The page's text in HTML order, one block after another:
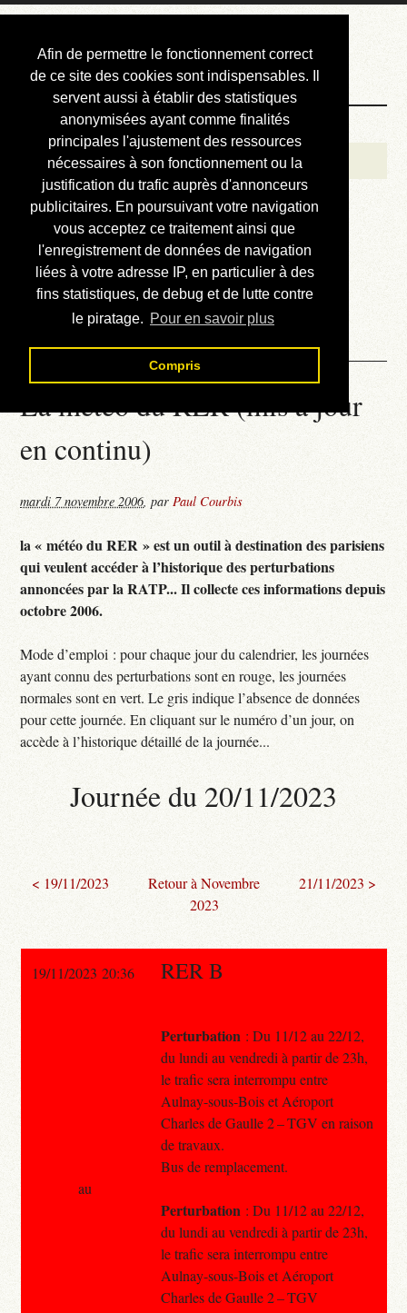
Afin de permettre le fonctionnement correct
de ce site des cookies sont indispensables. Il
servent aussi à établir des statistiques
anonymisées ayant comme finalités
principales l'ajustement des ressources
nécessaires à son fonctionnement ou la
justification du trafic auprès d'annonceurs
publicitaires. En poursuivant votre navigation
vous acceptez ce traitement ainsi que
l'enregistrement de données de navigation
liées à votre adresse IP, en particulier à des
fins statistiques, de debug et de lutte contre
le piratage. Pour en savoir plus
Compris
Courbis, « LE »
Blog Officiel
Bienvenue
Réalisations
Divers (et d’été)
Annonces
Liens externes
Téléchargement
Contact
La météo du RER (mis à jour
en continu)
mardi 7 novembre 2006,parPaul Courbis
la « météo du RER » est un outil à destination des parisiens
qui veulent accéder à l’historique des perturbations
annoncées par la RATP... Il collecte ces informations depuis
octobre 2006.
Mode d’emploi : pour chaque jour du calendrier, les journées
ayant connu des perturbations sont en rouge, les journées
normales sont en vert. Le gris indique l’absence de données
pour cette journée. En cliquant sur le numéro d’un jour, on
accède à l’historique détaillé de la journée...
Journée du 20/11/2023
< 19/11/2023
Retour à Novembre
2023
21/11/2023 >
19/11/2023 20:36 RER B
Perturbation : Du 11/12 au 22/12,
du lundi au vendredi à partir de 23h,
le trafic sera interrompu entre
Aulnay-sous-Bois et Aéroport
Charles de Gaulle 2 – TGV en raison
de travaux.
Bus de remplacement.
Perturbation : Du 11/12 au 22/12,
du lundi au vendredi à partir de 23h,
le trafic sera interrompu entre
Aulnay-sous-Bois et Aéroport
Charles de Gaulle 2 – TGV
au